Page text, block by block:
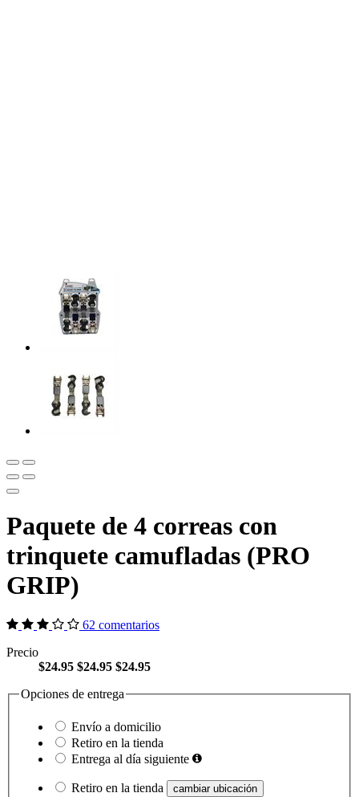
Paquete de 4 correas con
trinquete camufladas (PRO
GRIP)
62 comentarios
Precio
$24.95 $24.95 $24.95
Opciones de entrega
Envío a domicilio
Retiro en la tienda
Entrega al día siguiente
Retiro en la tienda cambiar ubicación